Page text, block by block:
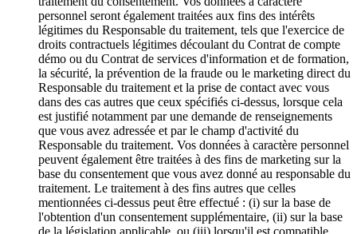
personnel seront également traitées aux fins des intérêts
légitimes du Responsable du traitement, tels que l'exercice de
droits contractuels légitimes découlant du Contrat de compte
démo ou du Contrat de services d'information et de formation,
la sécurité, la prévention de la fraude ou le marketing direct du
Responsable du traitement et la prise de contact avec vous
dans des cas autres que ceux spécifiés ci-dessus, lorsque cela
est justifié notamment par une demande de renseignements
que vous avez adressée et par le champ d'activité du
Responsable du traitement. Vos données à caractère personnel
peuvent également être traitées à des fins de marketing sur la
base du consentement que vous avez donné au responsable du
traitement. Le traitement à des fins autres que celles
mentionnées ci-dessus peut être effectué : (i) sur la base de
l'obtention d'un consentement supplémentaire, (ii) sur la base
de la législation applicable, ou (iii) lorsqu'il est compatible